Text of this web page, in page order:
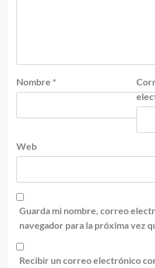
Nombre *
Web
Guarda mi nombre, correo
navegador para la próxima vez
Recibir un correo electrónico